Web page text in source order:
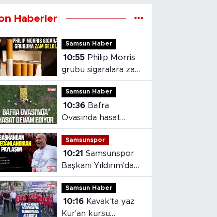
Haberler
Samsun Haber
10:55
grubu sigaralara zam
geldi
Samsun Haber
10:36
Ovasında hasat
devam ediyor
Samsunspor
10:21 Samsunspor
Başkanı Yıldırım'dan
heyecanlandıran
paylaşım
Samsun Haber
10:16
Kur'an kursu